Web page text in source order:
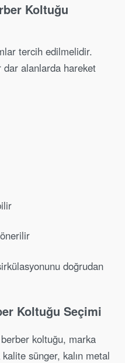
Koltuğu
tercih edilmelidir.
dar alanlarda hareket
doğrudan
Koltuğu Seçimi
koltuğu, marka
kalite sünger, kalın metal